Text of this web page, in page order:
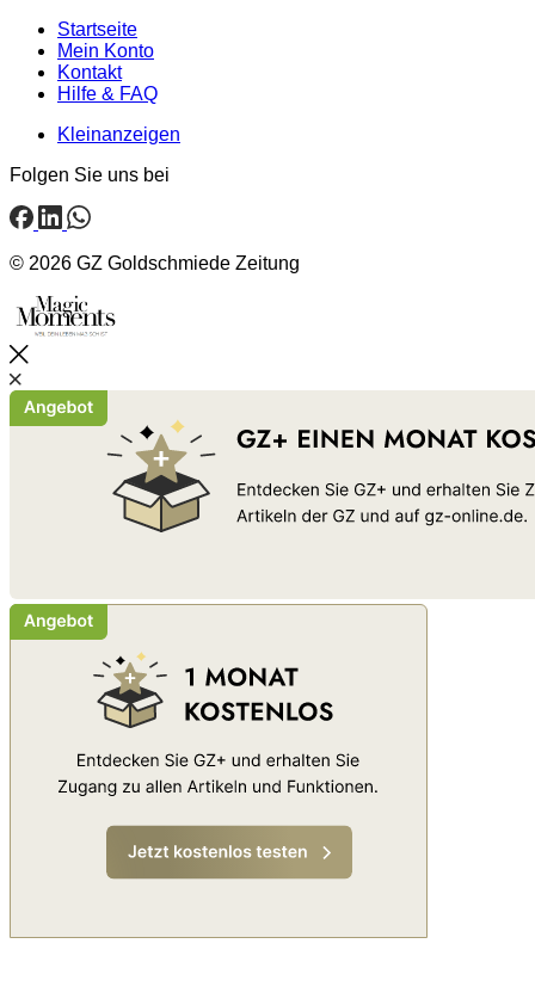
Startseite
Mein Konto
Kontakt
Hilfe & FAQ
Kleinanzeigen
Folgen Sie uns bei
© 2026 GZ Goldschmiede Zeitung
Schließen